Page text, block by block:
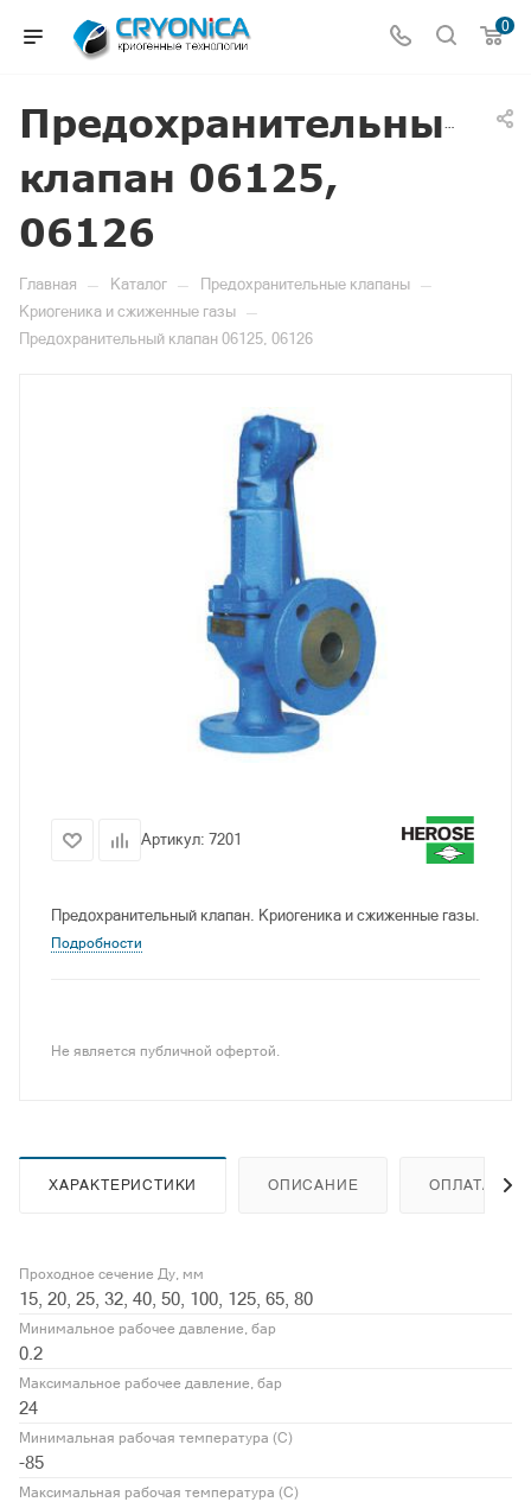
0
Предохранительный
клапан 06125,
06126
Главная — Каталог — Предохранительные клапаны —
Криогеника и сжиженные газы —
Предохранительный клапан 06125, 06126
Артикул: 7201
Предохранительный клапан. Криогеника и сжиженные газы.
Подробности
Не является публичной офертой.
ХАРАКТЕРИСТИКИ ОПИСАНИЕ ОПЛАТА
Проходное сечение Ду, мм
15, 20, 25, 32, 40, 50, 100, 125, 65, 80
Минимальное рабочее давление, бар
0.2
Максимальное рабочее давление, бар
24
Минимальная рабочая температура (С)
-85
Максимальная рабочая температура (С)